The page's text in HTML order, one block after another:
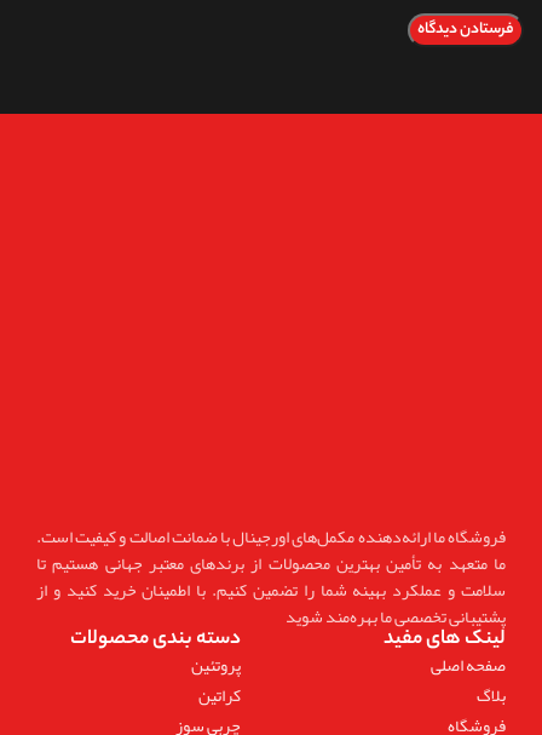
فروشگاه ما ارائه‌دهنده مکمل‌های اورجینال با ضمانت اصالت و کیفیت است.
ما متعهد به تأمین بهترین محصولات از برندهای معتبر جهانی هستیم تا
سلامت و عملکرد بهینه شما را تضمین کنیم. با اطمینان خرید کنید و از
پشتیبانی تخصصی ما بهره‌مند شوید
لینک های مفید
صفحه اصلی
بلاگ
فروشگاه
دسته بندی محصولات
پروتئین
کراتین
چربی سوز